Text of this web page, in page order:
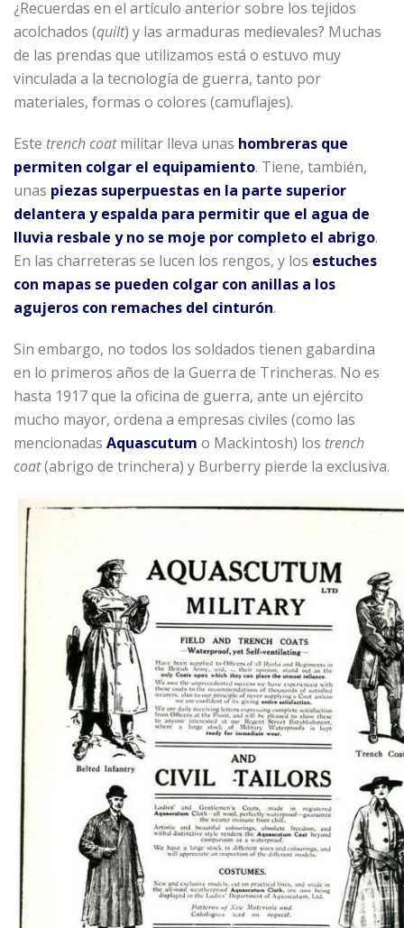
¿Recuerdas en el artículo anterior sobre los tejidos
acolchados (quilt) y las armaduras medievales? Muchas
de las prendas que utilizamos está o estuvo muy
vinculada a la tecnología de guerra, tanto por
materiales, formas o colores (camuflajes).
Este trench coatmilitar lleva unas hombreras que
permiten colgar el equipamiento. Tiene, también,
unas piezas superpuestas en la parte superior
delantera y espalda para permitir que el agua de
lluvia resbale y no se moje por completo el abrigo.
En las charreteras se lucen los rengos, y los estuches
con mapas se pueden colgar con anillas a los
agujeros con remaches del cinturón.
Sin embargo, no todos los soldados tienen gabardina
en lo primeros años de la Guerra de Trincheras. No es
hasta 1917 que la oficina de guerra, ante un ejército
mucho mayor, ordena a empresas civiles (como las
mencionadas Aquascutum o Mackintosh) los trench
coat(abrigo de trinchera) y Burberry pierde la exclusiva.